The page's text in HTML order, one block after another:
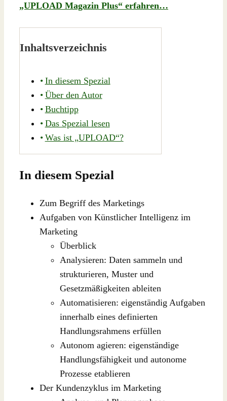
„UPLOAD Magazin Plus“ erfahren…
Inhaltsverzeichnis
In diesem Spezial
Über den Autor
Buchtipp
Das Spezial lesen
Was ist „UPLOAD“?
In diesem Spezial
Zum Begriff des Marketings
Aufgaben von Künstlicher Intelligenz im
Marketing
Überblick
Analysieren: Daten sammeln und
strukturieren, Muster und
Gesetzmäßigkeiten ableiten
Automatisieren: eigenständig Aufgaben
innerhalb eines definierten
Handlungsrahmens erfüllen
Autonom agieren: eigenständige
Handlungsfähigkeit und autonome
Prozesse etablieren
Der Kundenzyklus im Marketing